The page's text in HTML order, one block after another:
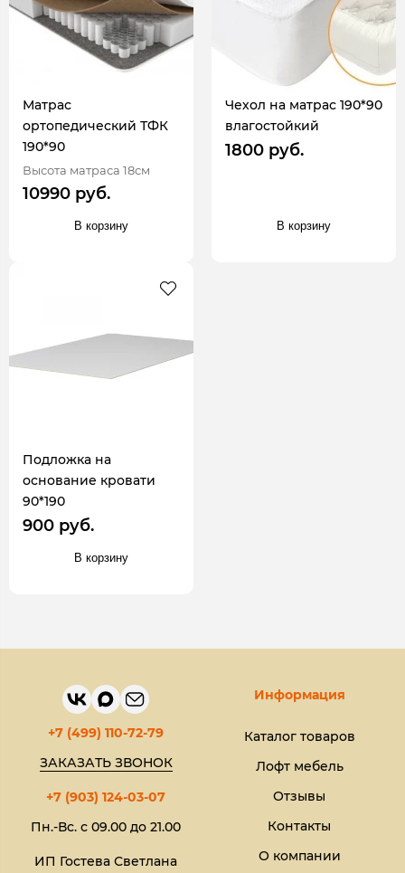
Матрас
ортопедический ТФК
190*90
Высота матраса 18см
10990 руб.
В корзину
Чехол на матрас 190*90
влагостойкий
1800 руб.
В корзину
Подложка на
основание кровати
90*190
900 руб.
В корзину
+7 (499) 110-72-79
ЗАКАЗАТЬ ЗВОНОК
+7 (903) 124-03-07
Пн.-Вс. с 09.00 до 21.00
ИП Гостева Светлана
Информация
Каталог товаров
Лофт мебель
Отзывы
Контакты
О компании